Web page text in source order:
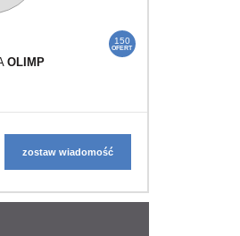
150
OFERT
OLIMP
zostaw wiadomość